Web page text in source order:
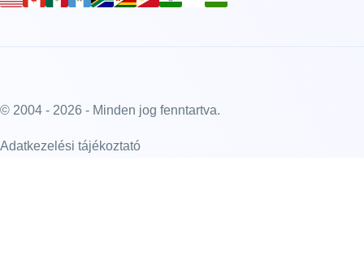
© 2004 - 2026 - Minden jog fenntartva.
Adatkezelési tájékoztató